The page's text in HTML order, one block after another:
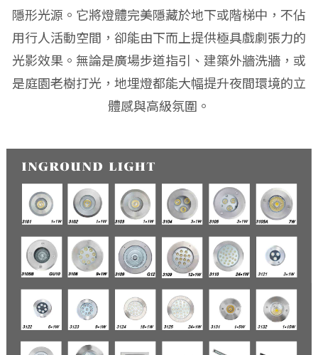
隱形光源。它將燈體完美隱藏於地下或階梯中，不佔
用行人活動空間，卻能由下而上提供極具戲劇張力的
光影效果。無論是廣場步道指引、建築外牆洗牆，或
是庭園老樹打光，地埋燈都能大幅提升夜間環境的立
體感與高級氛圍。